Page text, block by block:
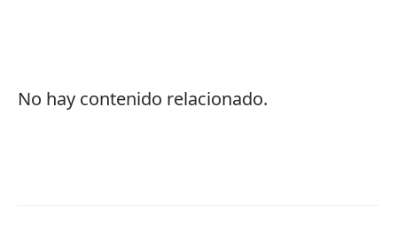
No hay contenido relacionado.